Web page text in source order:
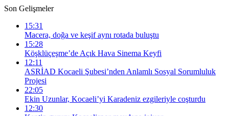
Son Gelişmeler
15:31
Macera, doğa ve keşif aynı rotada buluştu
15:28
Köşklüçeşme’de Açık Hava Sinema Keyfi
12:11
ASRİAD Kocaeli Şubesi’nden Anlamlı Sosyal Sorumluluk
Projesi
22:05
Ekin Uzunlar, Kocaeli’yi Karadeniz ezgileriyle coşturdu
12:30